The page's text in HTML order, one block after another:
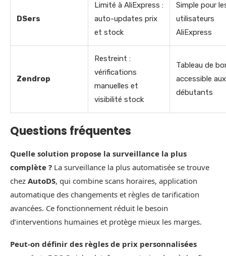
DSers
Limité à AliExpress :
auto-updates prix
et stock
Simple pour
utilisateurs
AliExpress
Zendrop
Restreint :
vérifications
manuelles et
visibilité stock
Tableau de
accessible aux
débutants
Questions fréquentes
Quelle solution propose la surveillance la plus
complète ? La surveillance la plus automatisée se trouve
chez AutoDS, qui combine scans horaires, application
automatique des changements et règles de tarification
avancées. Ce fonctionnement réduit le besoin
d’interventions humaines et protège mieux les marges.
Peut-on définir des règles de prix personnalisées